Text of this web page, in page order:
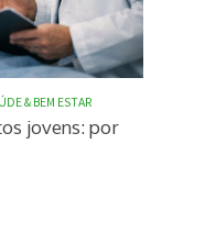
& BEM ESTAR
jovens: por